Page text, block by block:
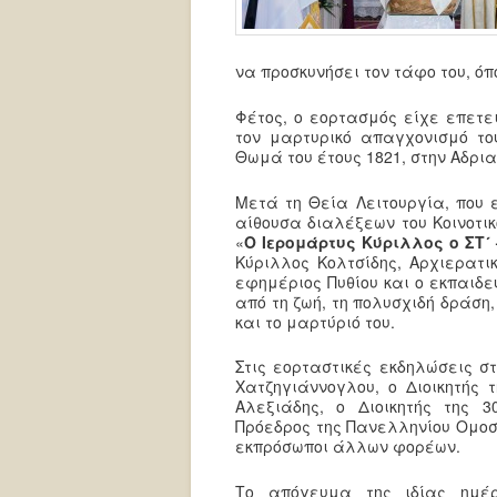
να προσκυνήσει τον τάφο του,
Φέτος, ο εορτασμός είχε
τον μαρτυρικό απαγχονισμό
Θωμά του έτους 1821, στην
Μετά τη Θεία Λειτουργία, που
αίθουσα διαλέξεων του
«Ο Ιερομάρτυς Κύριλλος ο
Κύριλλος Κολτσίδης,
εφημέριος Πυθίου και ο
από τη ζωή, τη πολυσχιδή
και το μαρτύριό του.
Στις εορταστικές εκδηλώσεις
Χατζηγιάννογλου, ο
Αλεξιάδης, ο Διοικητής της
Πρόεδρος της Πανελληνίου
εκπρόσωποι άλλων φορέων.
Το απόγευμα της ιδίας